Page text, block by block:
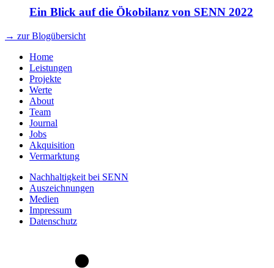
Ein Blick auf die Ökobilanz von SENN 2022
→ zur Blogübersicht
Home
Leistungen
Projekte
Werte
About
Team
Journal
Jobs
Akquisition
Vermarktung
Nachhaltigkeit bei SENN
Auszeichnungen
Medien
Impressum
Datenschutz